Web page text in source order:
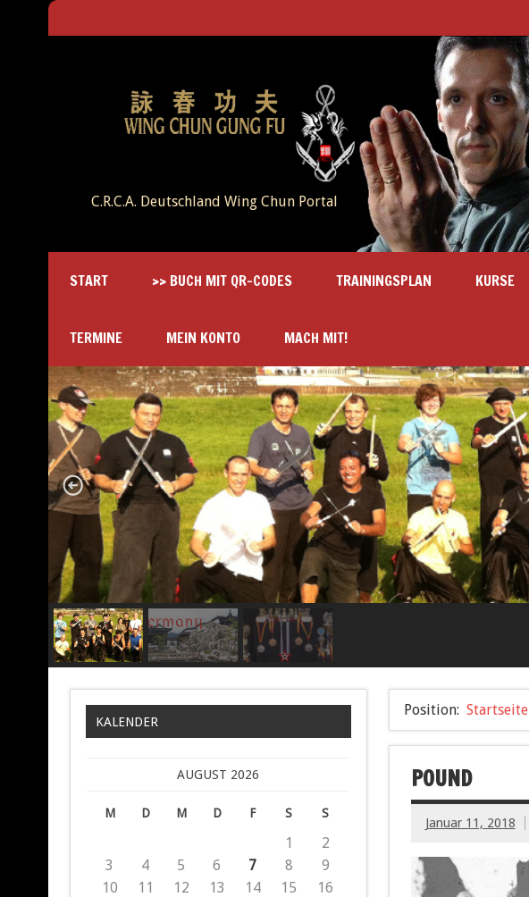
C.R.C.A. Deutschland Wing Chun Portal
START >> BUCH MIT QR-CODES TRAININGSPLAN KURSE
TERMINE MEIN KONTO MACH MIT!
Position: Startseite
POUND
Januar 11, 2018
KALENDER
AUGUST 2026
M D M D F S S
1
2
3
4 5 6 7 8
9
10
11 12 13 14 15
16